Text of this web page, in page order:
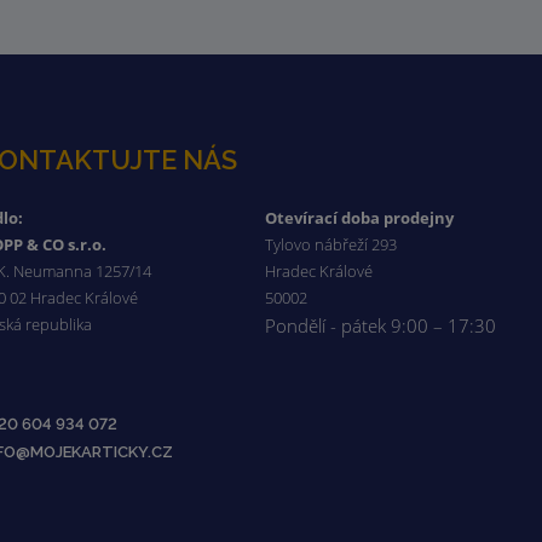
NÁS
& CO s.r.o.
Neumanna 1257/14
02 Hradec Králové
republika
604 934 072
Otevírací doba prodejny
Tylovo nábřeží 293
Hradec Králové
50002
Pondělí - pátek 9:00 – 17:30